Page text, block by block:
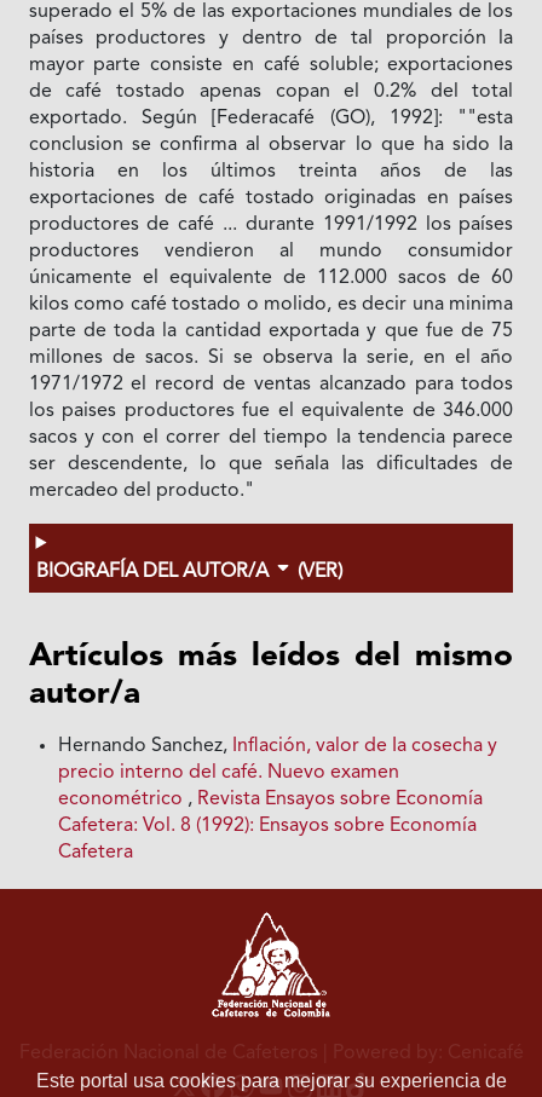
superado el 5% de las exportaciones mundiales de los
países productores y dentro de tal proporción la
mayor parte consiste en café soluble; exportaciones
de café tostado apenas copan el 0.2% del total
exportado. Según [Federacafé (GO), 1992]: ""esta
conclusion se confirma al observar lo que ha sido Ia
historia en los últimos treinta años de las
exportaciones de café tostado originadas en países
productores de café ... durante 1991/1992 los países
productores vendieron al mundo consumidor
únicamente el equivalente de 112.000 sacos de 60
kilos como café tostado o molido, es decir una minima
parte de toda la cantidad exportada y que fue de 75
millones de sacos. Si se observa Ia serie, en el año
1971/1972 el record de ventas alcanzado para todos
los paises productores fue el equivalente de 346.000
sacos y con el correr del tiempo la tendencia parece
ser descendente, lo que señala las dificultades de
mercadeo del producto."
BIOGRAFÍA DEL AUTOR/A (VER)
Artículos más leídos del mismo
autor/a
Hernando Sanchez, Inflación, valor de Ia cosecha y
precio interno del café. Nuevo examen
econométrico , Revista Ensayos sobre Economía
Cafetera: Vol. 8 (1992): Ensayos sobre Economía
Cafetera
Este portal usa cookies para mejorar su experiencia de
Federación Nacional de Cafeteros | Powered by: Cenicafé